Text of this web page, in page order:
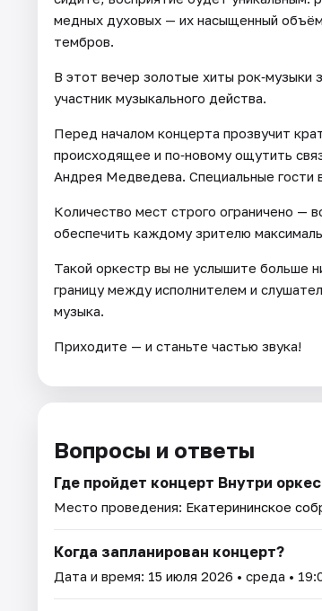
медных духовых — их насыщенный
тембров.
В этот вечер золотые хиты рок‑музыки
участник музыкального действа.
Перед началом концерта прозвучит
происходящее и по‑новому ощутить
Андрея Медведева. Специальные
Количество мест строго ограничено —
обеспечить каждому зрителю
Такой оркестр вы не услышите больше
границу между исполнителем и
музыка.
Приходите — и станьте частью звука!
Вопросы и ответы
Где пройдет концерт Внутри
Место проведения: Екатерининское
Когда запланирован концерт?
Дата и время: 15 июля 2026 • среда •